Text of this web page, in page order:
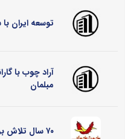
توسعه ایران
آراد چوب با
مبلمان
۷۰ سال تلاش برای خواب راحت ایرانی‌ها